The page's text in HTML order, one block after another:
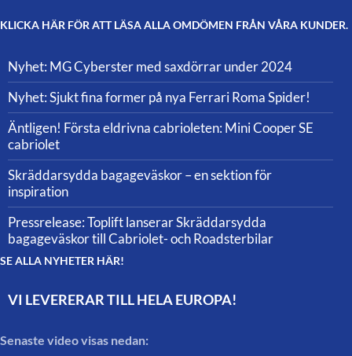
KLICKA HÄR FÖR ATT LÄSA ALLA OMDÖMEN FRÅN VÅRA KUNDER.
Nyhet: MG Cyberster med saxdörrar under 2024
Nyhet: Sjukt fina former på nya Ferrari Roma Spider!
Äntligen! Första eldrivna cabrioleten: Mini Cooper SE
cabriolet
Skräddarsydda bagageväskor – en sektion för
inspiration
Pressrelease: Toplift lanserar Skräddarsydda
bagageväskor till Cabriolet- och Roadsterbilar
SE ALLA NYHETER HÄR!
VI LEVERERAR TILL HELA EUROPA!
Senaste video visas nedan: